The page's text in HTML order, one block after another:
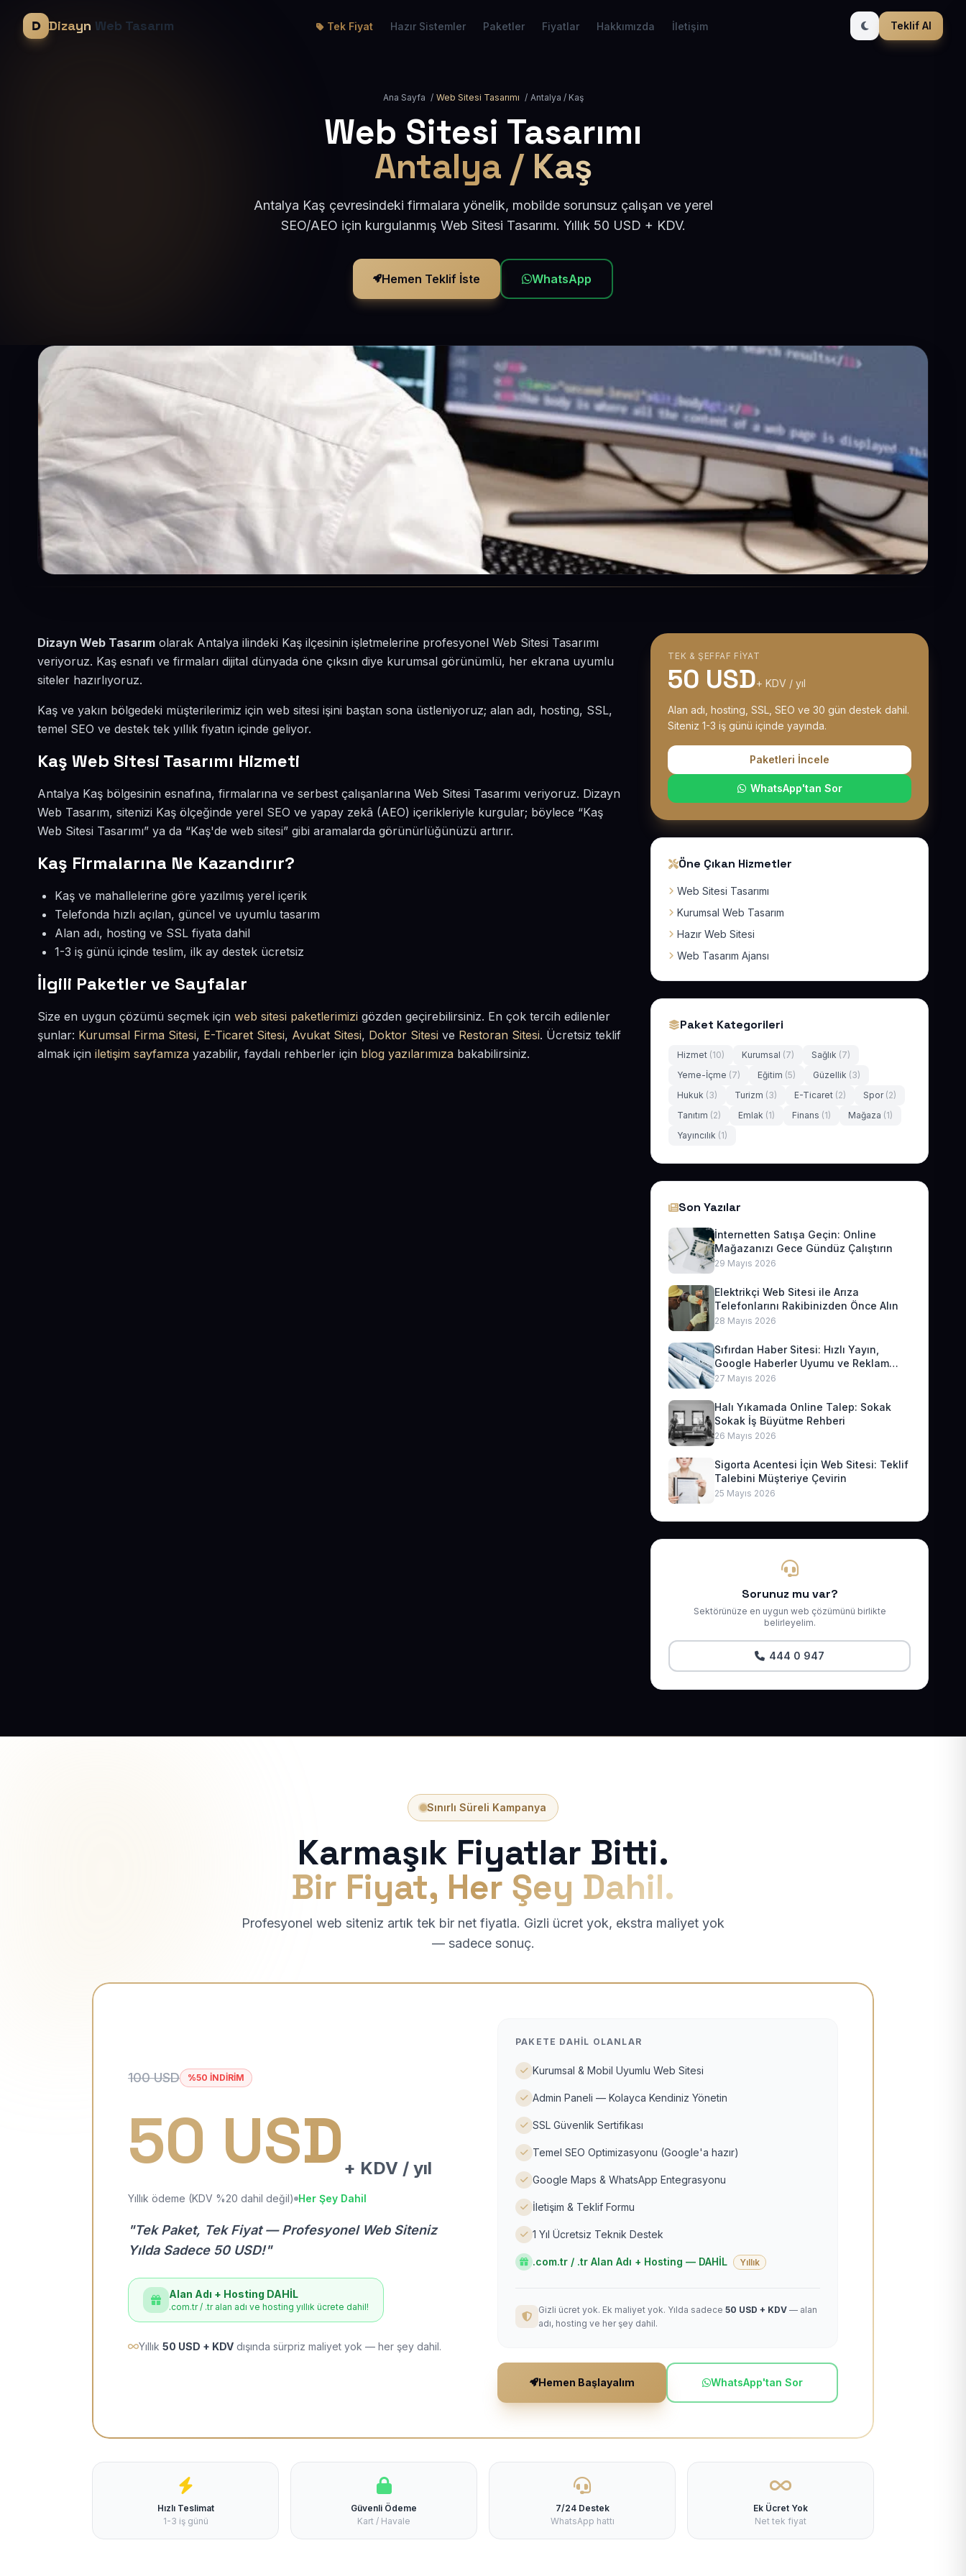
Dizayn Web Tasarım Tek Fiyat Hazır Sistemler Paketler Fiyatlar Hakkımızda İletişim Teklif Al
Ana Sayfa / Web Sitesi Tasarımı / Antalya / Kaş
Web Sitesi Tasarımı
Antalya / Kaş
Antalya Kaş çevresindeki firmalara yönelik, mobilde sorunsuz çalışan ve yerel
SEO/AEO için kurgulanmış Web Sitesi Tasarımı. Yıllık 50 USD + KDV.
Hemen Teklif İste WhatsApp
Dizayn Web Tasarım olarak Antalya ilindeki Kaş ilçesinin işletmelerine profesyonel Web Sitesi Tasarımı
veriyoruz. Kaş esnafı ve firmaları dijital dünyada öne çıksın diye kurumsal görünümlü, her ekrana uyumlu
siteler hazırlıyoruz.
Kaş ve yakın bölgedeki müşterilerimiz için web sitesi işini baştan sona üstleniyoruz; alan adı, hosting, SSL,
temel SEO ve destek tek yıllık fiyatın içinde geliyor.
Kaş Web Sitesi Tasarımı Hizmeti
Antalya Kaş bölgesinin esnafına, firmalarına ve serbest çalışanlarına Web Sitesi Tasarımı veriyoruz. Dizayn
Web Tasarım, sitenizi Kaş ölçeğinde yerel SEO ve yapay zekâ (AEO) içerikleriyle kurgular; böylece “Kaş
Web Sitesi Tasarımı” ya da “Kaş'de web sitesi” gibi aramalarda görünürlüğünüzü artırır.
Kaş Firmalarına Ne Kazandırır?
Kaş ve mahallelerine göre yazılmış yerel içerik
Telefonda hızlı açılan, güncel ve uyumlu tasarım
Alan adı, hosting ve SSL fiyata dahil
1-3 iş günü içinde teslim, ilk ay destek ücretsiz
İlgili Paketler ve Sayfalar
Size en uygun çözümü seçmek için web sitesi paketlerimizi gözden geçirebilirsiniz. En çok tercih edilenler
şunlar: Kurumsal Firma Sitesi, E-Ticaret Sitesi, Avukat Sitesi, Doktor Sitesi ve Restoran Sitesi. Ücretsiz teklif
almak için iletişim sayfamıza yazabilir, faydalı rehberler için blog yazılarımıza bakabilirsiniz.
TEK & ŞEFFAF FIYAT
50 USD+ KDV / yıl
Alan adı, hosting, SSL, SEO ve 30 gün destek dahil.
Siteniz 1-3 iş günü içinde yayında.
Paketleri İncele
WhatsApp'tan Sor
Öne Çıkan Hizmetler
Web Sitesi Tasarımı
Kurumsal Web Tasarım
Hazır Web Sitesi
Web Tasarım Ajansı
Paket Kategorileri
Hizmet (10) Kurumsal (7) Sağlık (7)
Yeme-İçme (7) Eğitim (5) Güzellik (3)
Hukuk (3) Turizm (3) E-Ticaret (2) Spor (2)
Tanıtım (2) Emlak (1) Finans (1) Mağaza (1)
Yayıncılık (1)
Son Yazılar
İnternetten Satışa Geçin: Online
Mağazanızı Gece Gündüz Çalıştırın
29 Mayıs 2026
Elektrikçi Web Sitesi ile Arıza
Telefonlarını Rakibinizden Önce Alın
28 Mayıs 2026
Sıfırdan Haber Sitesi: Hızlı Yayın,
Google Haberler Uyumu ve Reklam
Geliri
27 Mayıs 2026
Halı Yıkamada Online Talep: Sokak
Sokak İş Büyütme Rehberi
26 Mayıs 2026
Sigorta Acentesi İçin Web Sitesi: Teklif
Talebini Müşteriye Çevirin
25 Mayıs 2026
Sorunuz mu var?
Sektörünüze en uygun web çözümünü birlikte
belirleyelim.
444 0 947
Sınırlı Süreli Kampanya
Karmaşık Fiyatlar Bitti.
Bir Fiyat, Her Şey Dahil.
Profesyonel web siteniz artık tek bir net fiyatla. Gizli ücret yok, ekstra maliyet yok
— sadece sonuç.
100 USD %50 İNDİRİM
50 USD + KDV / yıl
Yıllık ödeme (KDV %20 dahil değil) Her Şey Dahil
"Tek Paket, Tek Fiyat — Profesyonel Web Siteniz
Yılda Sadece 50 USD!"
Alan Adı + Hosting DAHİL
.com.tr / .tr alan adı ve hosting yıllık ücrete dahil!
Yıllık 50 USD + KDV dışında sürpriz maliyet yok — her şey dahil.
PAKETE DAHIL OLANLAR
Kurumsal & Mobil Uyumlu Web Sitesi
Admin Paneli — Kolayca Kendiniz Yönetin
SSL Güvenlik Sertifikası
Temel SEO Optimizasyonu (Google'a hazır)
Google Maps & WhatsApp Entegrasyonu
İletişim & Teklif Formu
1 Yıl Ücretsiz Teknik Destek
.com.tr / .tr Alan Adı + Hosting — DAHİL Yıllık
Gizli ücret yok. Ek maliyet yok. Yılda sadece 50 USD + KDV — alan
adı, hosting ve her şey dahil.
Hemen Başlayalım WhatsApp'tan Sor
Hızlı Teslimat
1-3 iş günü
Güvenli Ödeme
Kart / Havale
7/24 Destek
WhatsApp hattı
Ek Ücret Yok
Net tek fiyat